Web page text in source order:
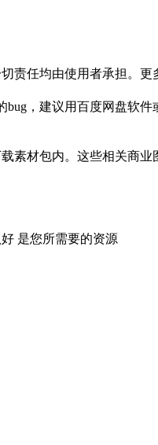
责任均由使用者承担。更
，建议用百度网盘软
素材包内。这些相关商业
是您所需要的资源